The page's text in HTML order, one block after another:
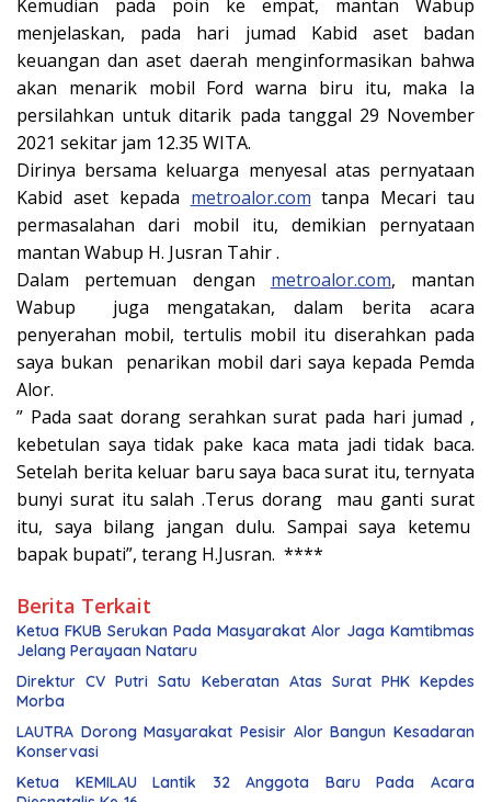
Kemudian pada poin ke empat, mantan Wabup
menjelaskan, pada hari jumad Kabid aset badan
keuangan dan aset daerah menginformasikan bahwa
akan menarik mobil Ford warna biru itu, maka Ia
persilahkan untuk ditarik pada tanggal 29 November
2021 sekitar jam 12.35 WITA.
Dirinya bersama keluarga menyesal atas pernyataan
Kabid aset kepada metroalor.com tanpa Mecari tau
permasalahan dari mobil itu, demikian pernyataan
mantan Wabup H. Jusran Tahir .
Dalam pertemuan dengan metroalor.com, mantan
Wabup juga mengatakan, dalam berita acara
penyerahan mobil, tertulis mobil itu diserahkan pada
saya bukan penarikan mobil dari saya kepada Pemda
Alor.
” Pada saat dorang serahkan surat pada hari jumad ,
kebetulan saya tidak pake kaca mata jadi tidak baca.
Setelah berita keluar baru saya baca surat itu, ternyata
bunyi surat itu salah .Terus dorang mau ganti surat
itu, saya bilang jangan dulu. Sampai saya ketemu
bapak bupati”, terang H.Jusran. ****
Berita Terkait
Ketua FKUB Serukan Pada Masyarakat Alor Jaga Kamtibmas
Jelang Perayaan Nataru
Direktur CV Putri Satu Keberatan Atas Surat PHK Kepdes
Morba
LAUTRA Dorong Masyarakat Pesisir Alor Bangun Kesadaran
Konservasi
Ketua KEMILAU Lantik 32 Anggota Baru Pada Acara